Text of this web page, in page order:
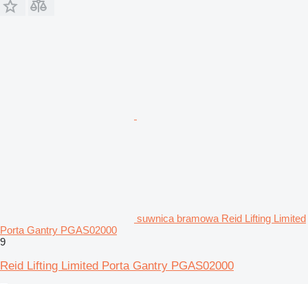
suwnica bramowa Reid Lifting Limited
Porta Gantry PGAS02000
9
Reid Lifting Limited Porta Gantry PGAS02000